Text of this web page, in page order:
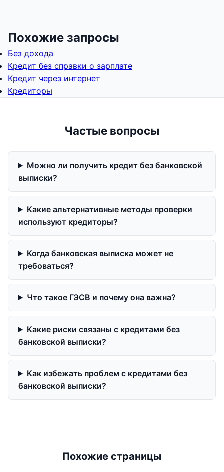
Похожие запросы
Без дохода
Кредит без справки о зарплате
Кредит через интернет
Кредиторы
Частые вопросы
Можно ли получить кредит без банковской
выписки?
Какие альтернативные методы проверки
используют кредиторы?
Когда банковская выписка может не
требоваться?
Что такое ГЭСВ и почему она важна?
Какие риски связаны с кредитами без
банковской выписки?
Как избежать проблем с кредитами без
банковской выписки?
Похожие страницы